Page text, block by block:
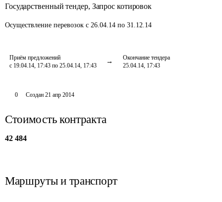
Государственный тендер, Запрос котировок
Осуществление перевозок с 26.04.14 по 31.12.14
Приём предложений
с 19.04.14, 17:43 по 25.04.14, 17:43
Окончание тендера
25.04.14, 17:43
0 Создан 21 апр 2014
Стоимость контракта
42 484
Маршруты и транспорт